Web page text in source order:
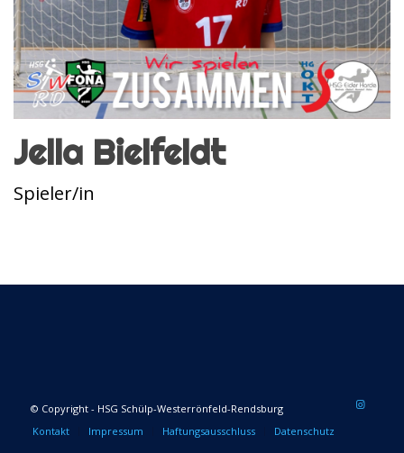
Jella Bielfeldt
Spieler/in
© Copyright - HSG Schülp-Westerrönfeld-Rendsburg
Kontakt
Impressum Haftungsausschluss Datenschutz